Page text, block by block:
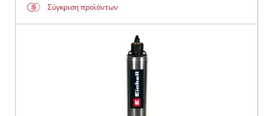
Σύγκριση προϊόντων